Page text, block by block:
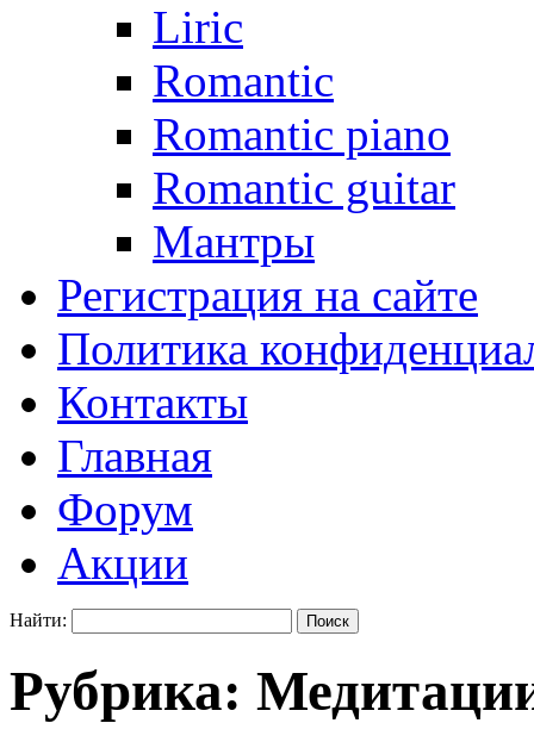
Liric
Romantic
Romantic piano
Romantic guitar
Мантры
Регистрация на сайте
Политика
Контакты
Главная
Форум
Акции
Найти:
Рубрика: